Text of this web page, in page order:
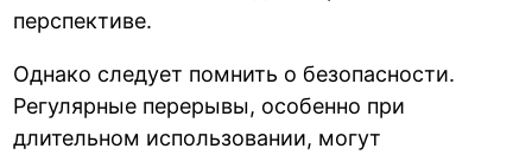
перспективе.
Однако следует помнить о безопасности.
Регулярные перерывы, особенно при
длительном использовании, могут